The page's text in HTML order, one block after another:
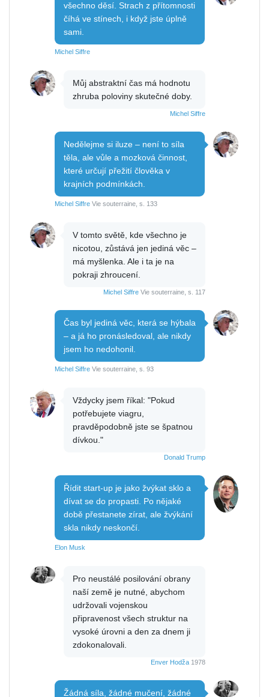
všechno děsí. Strach z přítomnosti
číhá ve stínech, i když jste úplně
sami.
Michel Siffre
Můj abstraktní čas má hodnotu
zhruba poloviny skutečné doby.
Michel Siffre
Nedělejme si iluze – není to síla
těla, ale vůle a mozková činnost,
které určují přežití člověka v
krajních podmínkách.
Michel Siffre Vie souterraine, s. 133
V tomto světě, kde všechno je
nicotou, zůstává jen jediná věc –
má myšlenka. Ale i ta je na
pokraji zhroucení.
Michel Siffre Vie souterraine, s. 117
Čas byl jediná věc, která se hýbala
– a já ho pronásledoval, ale nikdy
jsem ho nedohonil.
Michel Siffre Vie souterraine, s. 93
Vždycky jsem říkal: "Pokud
potřebujete viagru,
pravděpodobně jste se špatnou
dívkou."
Donald Trump
Řídit start-up je jako žvýkat sklo a
dívat se do propasti. Po nějaké
době přestanete zírat, ale žvýkání
skla nikdy neskončí.
Elon Musk
Pro neustálé posilování obrany
naší země je nutné, abychom
udržovali vojenskou
připravenost všech struktur na
vysoké úrovni a den za dnem ji
zdokonalovali.
Enver Hodža 1978
Žádná síla, žádné mučení, žádné